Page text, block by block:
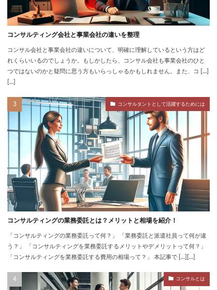
コンサルティング会社と事業会社の違いを整理
コンサル会社と事業会社の違いについて、明確に理解しているという方はど
れくらいいるのでしょうか。もしかしたら、コンサル会社も事業会社のひと
つではないのかと疑問に思う方もいらっしゃるかもしれません。また、コ […]
[…]
コンサルタントとして活躍するためには
コンサルティングの業務委託とは？メリットと相場を紹介！
「コンサルティングの業務委託って何？」 「業務委託と派遣社員って何が違
う？」 「コンサルティングを業務委託するメリットやデメリットって何？」
「コンサルティングを業務委託する費用の相場って？」 本記事で […][…]
コンサルとは